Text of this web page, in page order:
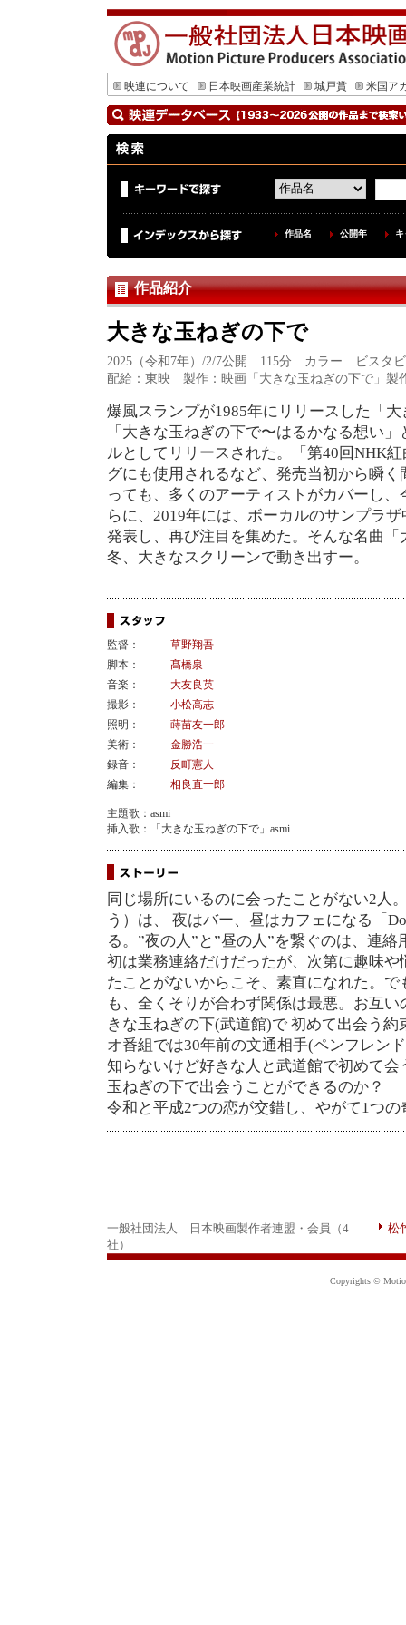
映連について 日本映画産業統計 城戸賞 米国ア
作品名 公開年
作品紹介
大きな玉ねぎの下で
2025（令和7年）/2/7公開 115分 カラー ビスタ
配給：東映 製作：映画「大きな玉ねぎの下で」製
爆風スランプが1985年にリリースした「
「大きな玉ねぎの下で〜はるかなる想い
ルとしてリリースされた。「第40回NHK
グにも使用されるなど、発売当初から瞬
っても、多くのアーティストがカバーし
らに、2019年には、ボーカルのサンプラ
発表し、再び注目を集めた。そんな名曲
冬、大きなスクリーンで動き出すー。
監督：
草野翔吾
脚本：
髙橋泉
音楽：
大友良英
撮影：
小松高志
照明：
蒔苗友一郎
美術：
金勝浩一
録音：
反町憲人
編集：
相良直一郎
主題歌：asmi
挿入歌：「大きな玉ねぎの下で」asmi
同じ場所にいるのに会ったことがない2人
う）は、 夜はバー、昼はカフェになる「
る。”夜の人”と”昼の人”を繋ぐのは、連
初は業務連絡だけだったが、次第に趣味
たことがないからこそ、素直になれた。
も、全くそりが合わず関係は最悪。お互
きな玉ねぎの下(武道館)で 初めて出会う
オ番組では30年前の文通相手(ペンフレン
知らないけど好きな人と武道館で初めて
玉ねぎの下で出会うことができるのか？
令和と平成2つの恋が交錯し、やがて1つ
一般社団法人 日本映画製作者連盟・会員（4
社）
松
Copyrights ©